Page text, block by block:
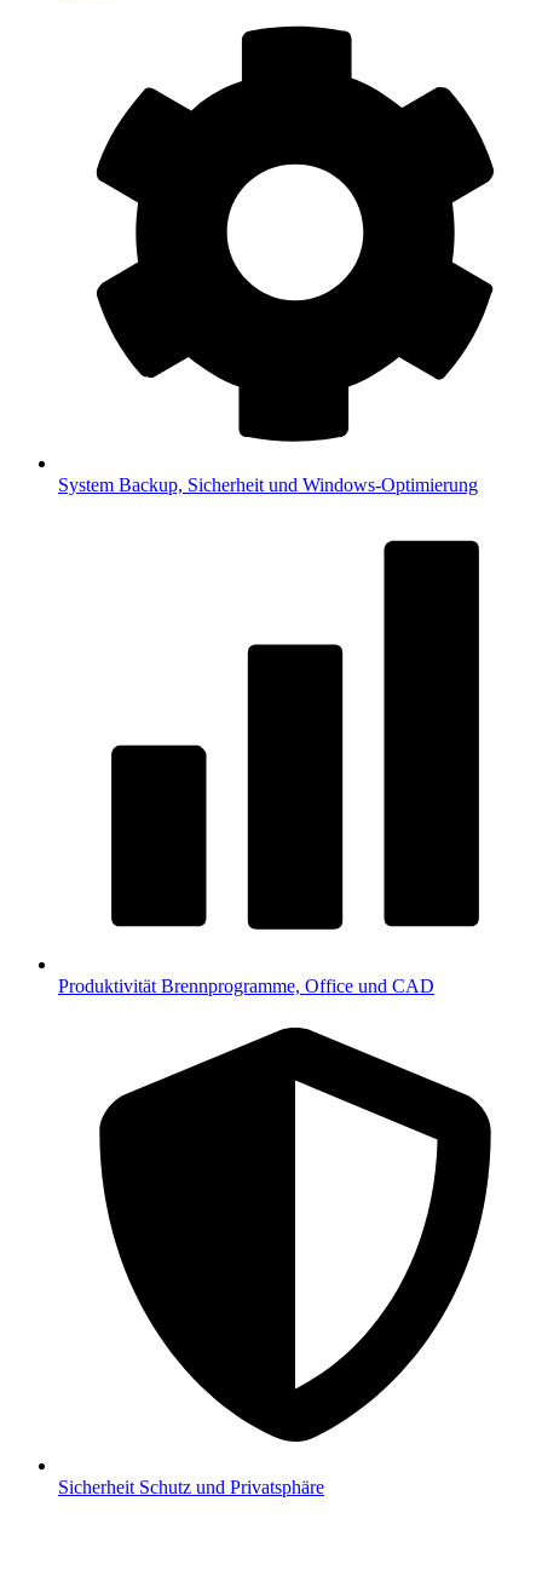
System Backup, Sicherheit und Windows-Optimierung
Produktivität Brennprogramme, Office und CAD
Sicherheit Schutz und Privatsphäre